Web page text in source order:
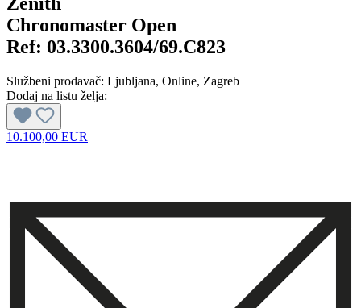
Chronomaster Open
Ref: 03.3300.3604/69.C823
Službeni prodavač: Ljubljana, Online, Zagreb
Dodaj na listu želja:
10.100,00 EUR